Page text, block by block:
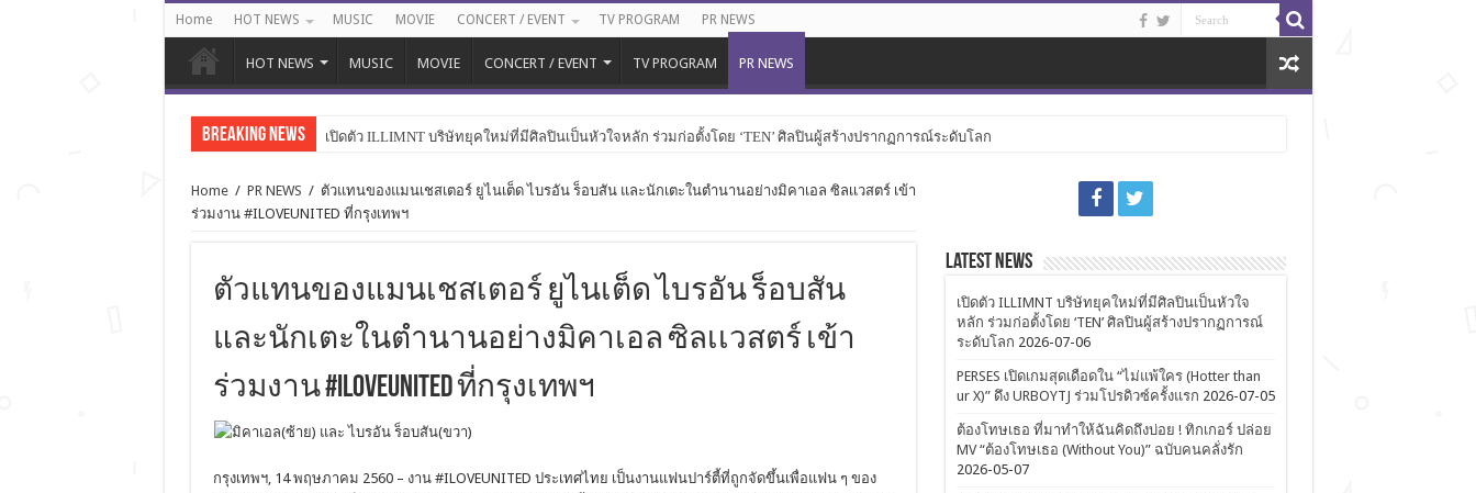
Home HOT NEWS MUSIC MOVIE CONCERT / EVENT TV PROGRAM PR NEWS
HOT NEWS MUSIC MOVIE CONCERT / EVENT TV PROGRAM PR NEWS
Breaking News เปิดตัว ILLIMNT บริษัทยุคใหม่ที่มีศิลปินเป็นหัวใจหลัก ร่วมก่อตั้งโดย ‘TEN’ ศิลปินผู้สร้างปรากฏการณ์ระดับโลก
Home / PR NEWS / ตัวแทนของแมนเชสเตอร์ ยูไนเต็ด ไบรอัน ร็อบสัน และนักเตะในตำนานอย่างมิคาเอล ซิลเเวสตร์ เข้า
ร่วมงาน #ILOVEUNITED ที่กรุงเทพฯ
ตัวแทนของแมนเชสเตอร์ ยูไนเต็ด ไบรอัน ร็อบสัน
และนักเตะในตำนานอย่างมิคาเอล ซิลเเวสตร์ เข้า
ร่วมงาน #ILOVEUNITED ที่กรุงเทพฯ
กรุงเทพฯ, 14 พฤษภาคม 2560 – งาน #ILOVEUNITED ประเทศไทย เป็นงานแฟนปาร์ตี้ที่ถูกจัดขึ้นเพื่อแฟน ๆ ของ
Latest News
เปิดตัว ILLIMNT บริษัทยุคใหม่ที่มีศิลปินเป็นหัวใจ
หลัก ร่วมก่อตั้งโดย ‘TEN’ ศิลปินผู้สร้างปรากฏการณ์
ระดับโลก 2026-07-06
PERSES เปิดเกมสุดเดือดใน “ไม่แพ้ใคร (Hotter than
ur X)” ดึง URBOYTJ ร่วมโปรดิวซ์ครั้งแรก 2026-07-05
ต้องโทษเธอ ที่มาทำให้ฉันคิดถึงบ่อย ! ทิกเกอร์ ปล่อย
MV “ต้องโทษเธอ (Without You)” ฉบับคนคลั่งรัก
2026-05-07